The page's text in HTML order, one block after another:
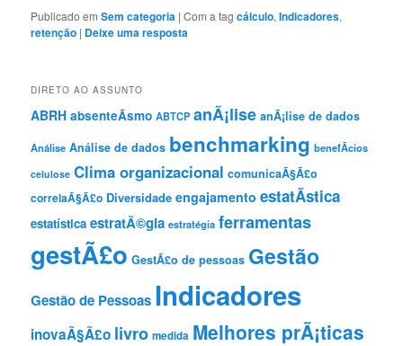
Publicado em Sem categoria |Com a tagcálculo,Indicadores,
retenção | Deixe uma resposta
DIRETO AO ASSUNTO
ABRH absenteÃ­smo ABTCP anÃ¡lise anÃ¡lise de dados
Análise Análise de dados benchmarking benefÃ­cios
celulose Clima organizacional comunicaÃ§Ã£o
correlaÃ§Ã£o Diversidade engajamento estatÃ­stica
estatística estratÃ©gia estratégia ferramentas
gestÃ£o GestÃ£o de pessoas Gestão
Gestão de Pessoas Indicadores
inovaÃ§Ã£o livro medida Melhores prÃ¡ticas